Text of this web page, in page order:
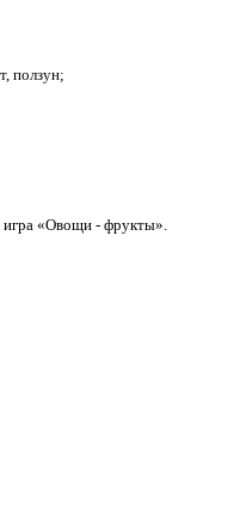
ползун;
игра «Овощи - фрукты».